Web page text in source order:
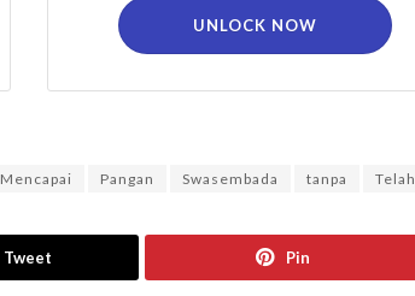
UNLOCK NOW
Mencapai Pangan Swasembada tanpa Telah
Tweet Pin